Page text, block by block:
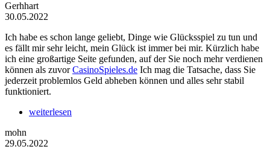
Gerhhart
30.05.2022
Ich habe es schon lange geliebt, Dinge wie Glücksspiel zu tun und
es fällt mir sehr leicht, mein Glück ist immer bei mir. Kürzlich habe
ich eine großartige Seite gefunden, auf der Sie noch mehr verdienen
können als zuvorCasinoSpieles.de Ich mag die Tatsache, dass Sie
jederzeit problemlos Geld abheben können und alles sehr stabil
funktioniert.
weiterlesen
mohn
29.05.2022